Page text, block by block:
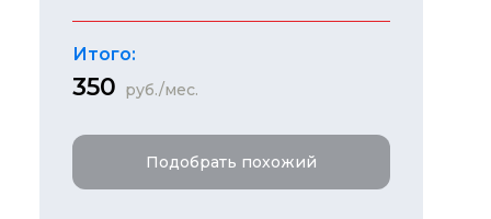
Итого:
350 руб./мес.
Подобрать похожий